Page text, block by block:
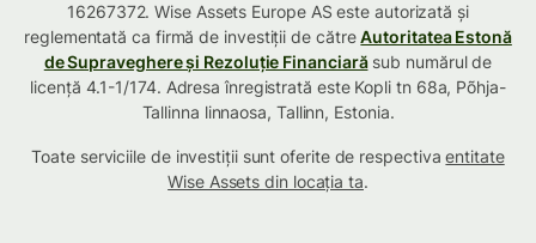
16267372. Wise Assets Europe AS este autorizată și
reglementată ca firmă de investiții de cătreAutoritatea Estonă
de Supraveghere și Rezoluție Financiarăsub numărul de
licență 4.1-1/174. Adresa înregistrată este Kopli tn 68a, Põhja-
Tallinna linnaosa, Tallinn, Estonia.
Toate serviciile de investiții sunt oferite de respectivaentitate
Wise Assets din locația ta.